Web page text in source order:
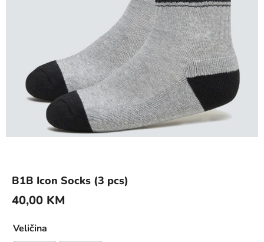
B1B Icon Socks (3 pcs)
40,00 KM
Veličina